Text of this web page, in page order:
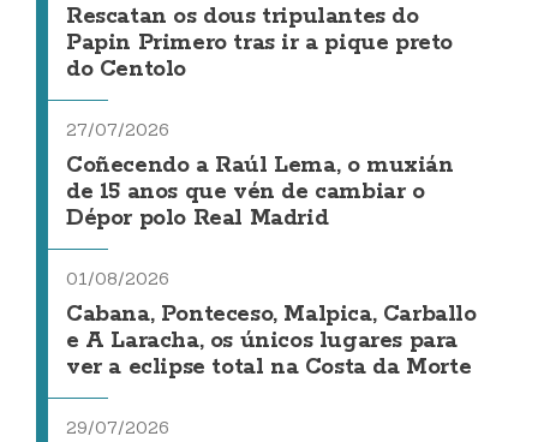
Rescatan os dous tripulantes do
Papin Primero tras ir a pique preto
do Centolo
27/07/2026
Coñecendo a Raúl Lema, o muxián
de 15 anos que vén de cambiar o
Dépor polo Real Madrid
01/08/2026
Cabana, Ponteceso, Malpica, Carballo
e A Laracha, os únicos lugares para
ver a eclipse total na Costa da Morte
29/07/2026